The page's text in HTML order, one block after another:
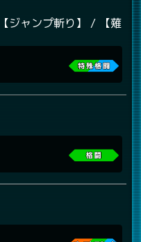
ジャンプ斬り】 / 【薙